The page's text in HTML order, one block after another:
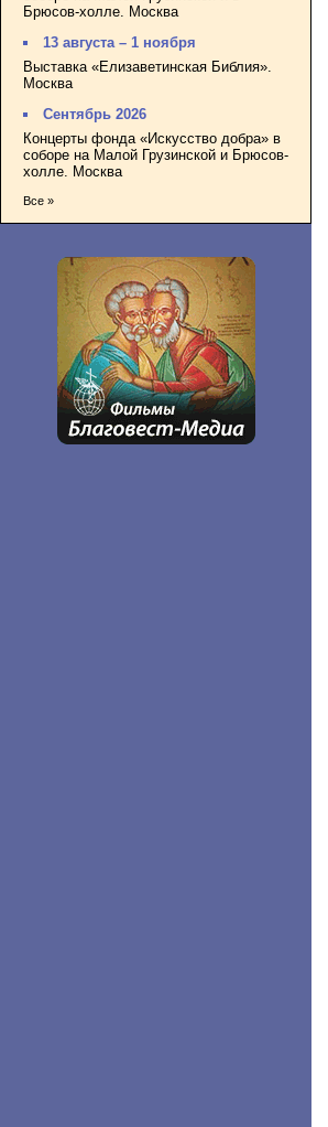
Брюсов-холле. Москва
13 августа – 1 ноября
Выставка «Елизаветинская Библия».
Москва
Сентябрь 2026
Концерты фонда «Искусство добра» в
соборе на Малой Грузинской и Брюсов-
холле. Москва
Все »